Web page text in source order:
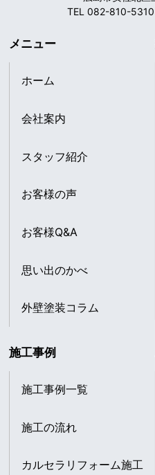
TEL 082-810-
メニュー
ホーム
会社案内
スタッフ紹介
お客様の声
お客様Q&A
思い出のかべ
外壁塗装コラム
施工事例
施工事例一覧
施工の流れ
カルセラリフォーム施工